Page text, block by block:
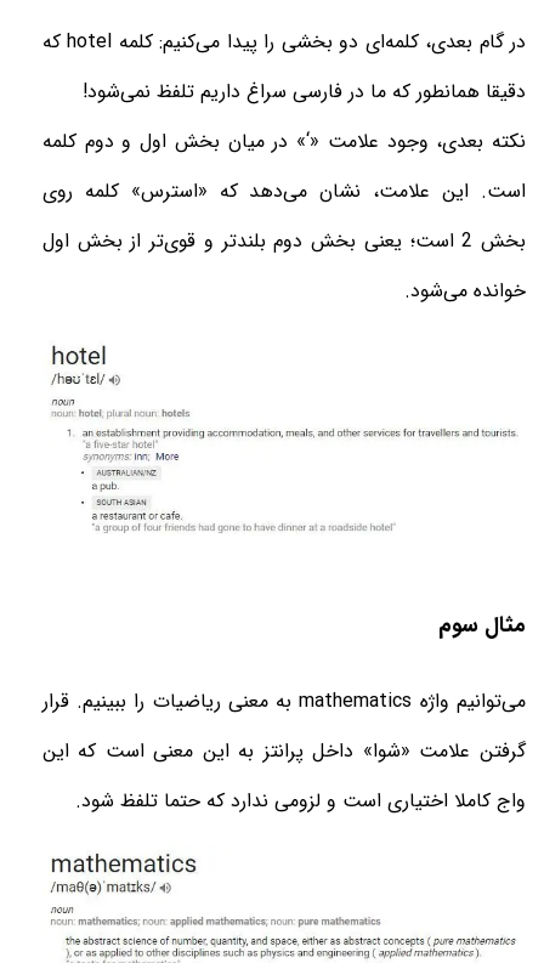
در گام بعدی، کلمه‌ای دو بخشی را پیدا می‌کنیم: کلمه hotel که
دقیقا همانطور که ما در فارسی سراغ داریم تلفظ نمی‌شود!
نکته بعدی، وجود علامت «‘» در میان بخش اول و دوم کلمه
است. این علامت، نشان می‌دهد که «استرس» کلمه روی
بخش 2 است؛ یعنی بخش دوم بلندتر و قوی‌تر از بخش اول
خوانده می‌شود.
مثال سوم
می‌توانیم واژه mathematics به معنی ریاضیات را ببینیم. قرار
گرفتن علامت «شوا» داخل پرانتز به این معنی است که این
واج کاملا اختیاری است و لزومی ندارد که حتما تلفظ شود.